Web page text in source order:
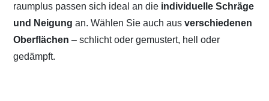
raumplus passen sich ideal an die individuelle Schräge
und Neigung an. Wählen Sie auch ausverschiedenen
Oberflächen – schlicht oder gemustert, hell oder
gedämpft.